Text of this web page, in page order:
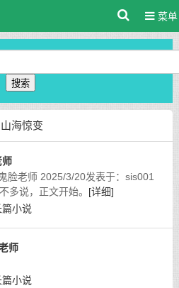
菜单
搜索
海惊变
师
脸老师 2025/3/20发表于：sis001
多说，正文开始。 [详细]
篇小说
师
篇小说